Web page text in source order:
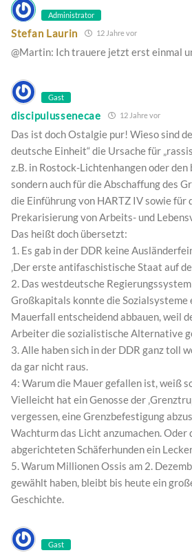
Administrator
Stefan Laurin 12 Jahre vor
@Martin: Ich trauere jetzt erst einmal
Gast
discipulussenecae 12 Jahre vor
Das ist doch Ostalgie pur! Wieso sind
deutsche Einheit“ die Ursache für
z.B. in Rostock-Lichtenhangen oder den
sondern auch für die Abschaffung des
die Einführung von HARTZ IV sowie für
Prekarisierung von Arbeits- und
Das heißt doch übersetzt:
1. Es gab in der DDR keine
‚Der erste antifaschistische Staat auf
2. Das westdeutsche
Großkapitals konnte die Sozialsysteme
Mauerfall entscheidend abbauen, weil
Arbeiter die sozialistische Alternative
3. Alle haben sich in der DDR ganz toll
da gar nicht raus.
4: Warum die Mauer gefallen ist, weiß
Vielleicht hat ein Genosse der
vergessen, eine Grenzbefestigung
Wachturm das Licht anzumachen. Oder
abgerichteten Schäferhunden ein
5. Warum Millionen Ossis am 2.
gewählt haben, bleibt bis heute ein
Geschichte.
Gast